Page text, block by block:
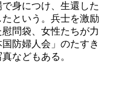
身につけ、生還した
という。兵士を激励
問袋、女性たちが力
防婦人会」のたすき
などもある。